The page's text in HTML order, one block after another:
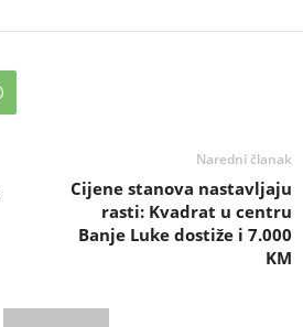
Naredni članak
Cijene stanova nastavljaju
rasti: Kvadrat u centru
Banje Luke dostiže i 7.000
KM